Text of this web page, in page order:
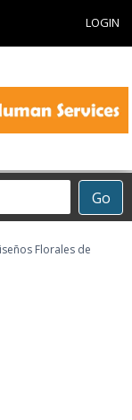
LOGIN
Go
Florales de